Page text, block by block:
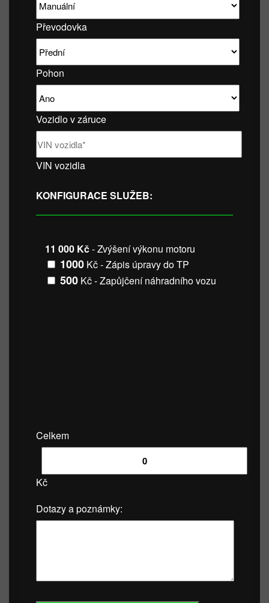
Převodovka
Pohon
Vozidlo v záruce
VIN vozidla
KONFIGURACE SLUŽEB:
11 000 Kč- Zvýšení výkonu motoru
1000 Kč - Zápis úpravy do TP
500 Kč - Zapůjčení náhradního vozu
Celkem
Kč
Dotazy a poznámky: